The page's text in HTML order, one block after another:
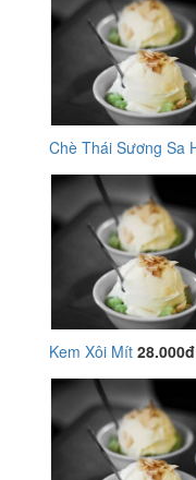
Chè Thái Sương Sa
Kem Xôi Mít 28.000đ